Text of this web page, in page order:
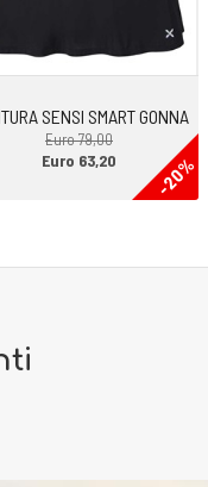
SENSI SMART GONNA
Euro 79,00
-20%
Euro 63,20